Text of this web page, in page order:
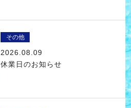
その他
2026.08.09
休業日のお知らせ